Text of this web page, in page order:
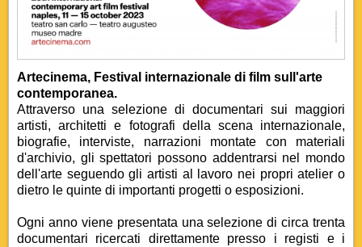
Artecinema, Festival internazionale di film sull'arte
contemporanea.
Attraverso una selezione di documentari sui maggiori
artisti, architetti e fotografi della scena internazionale,
biografie, interviste, narrazioni montate con materiali
d'archivio, gli spettatori possono addentrarsi nel mondo
dell'arte seguendo gli artisti al lavoro nei propri atelier o
dietro le quinte di importanti progetti o esposizioni.
Ogni anno viene presentata una selezione di circa trenta
documentari ricercati direttamente presso i registi e i